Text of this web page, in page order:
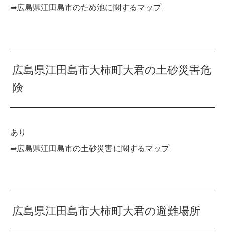
➡︎広島県江田島市のため池に関するマップ
広島県江田島市大柿町大君の土砂災害危
険
あり
➡︎広島県江田島市の土砂災害に関するマップ
広島県江田島市大柿町大君の避難場所